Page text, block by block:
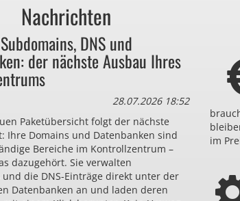
Bezahlen Sie auch
für Dinge, die sie gar nicht
Nachrichten
DNS und
der nächste Ausbau Ihres
28.07.2026 18:52
Paketübersicht folgt der nächste
Ihre Domains und Datenbanken sind
Bereiche im Kontrollzentrum –
dazugehört. Sie verwalten
und die DNS-Einträge direkt unter der
Datenbanken an und laden deren
im